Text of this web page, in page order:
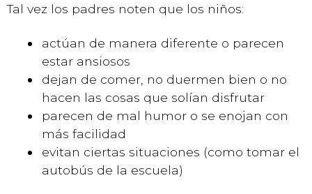
Tal vez los padres noten que los niños:
actúan de manera diferente o parecen
estar ansiosos
dejan de comer, no duermen bien o no
hacen las cosas que solían disfrutar
parecen de mal humor o se enojan con
más facilidad
evitan ciertas situaciones (como tomar el
autobús de la escuela)